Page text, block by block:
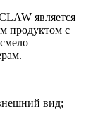
является
продуктом с
вид;